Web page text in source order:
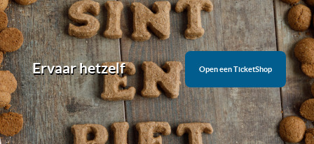
Ervaar hetzelf Open een TicketShop